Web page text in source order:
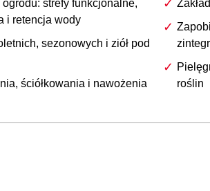
strefy funkcjonalne,
i retencja wody
sezonowych i ziół pod
ściółkowania i nawożenia
roślin